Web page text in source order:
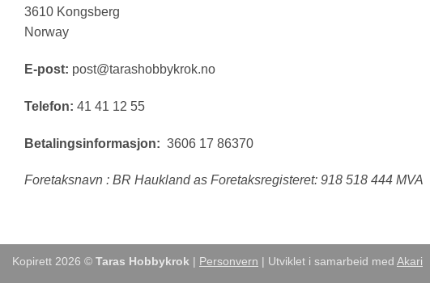
3610 Kongsberg
Norway
E-post: post@tarashobbykrok.no
Telefon: 41 41 12 55
Betalingsinformasjon: 3606 17 86370
Foretaksnavn : BR Haukland as Foretaksregisteret: 918 518 444 MVA
Kopirett 2026 © Taras Hobbykrok | Personvern | Utviklet i samarbeid med Akari